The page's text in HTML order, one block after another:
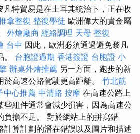
凡特貿易是在土耳其統治下，正在收
拿整復 整復學徒 歐洲偉大的貴金屬
外燴廠商 經絡調理 天母 整復
台中 因此，歐洲必須通過避免黎凡
。 台胞證過期 香港簽證 台胞證 小
辦桌外燴推薦 另一方面，跑步的新
高速公路駕駛更高距離。 竹北筋
中心推薦 中清路 按摩 在高速公路上
些組件通常會減少損害，因為高速公
負擔不足。 對於網站上的拼寫錯
計算計劃的潛在錯誤以及圖片和描述